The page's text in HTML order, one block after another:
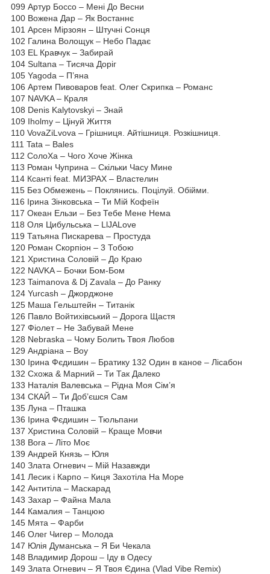
099 Артур Боссо – Мені До Весни
100 Вожена Дар – Як Востаннє
101 Арсен Мірзоян – Штучні Сонця
102 Галина Волощук – Небо Падає
103 EL Кравчук – Забирай
104 Sultana – Тисяча Доріг
105 Yagoda – П’яна
106 Артем Пивоваров feat. Олег Скрипка – Романс
107 NAVKA – Краля
108 Denis Kalytovskyi – Знай
109 Iholmy – Цінуй Життя
110 VovaZiLvova – Грішниця. Айтішниця. Розкішниця.
111 Tata – Bales
112 СолоХа – Чого Хоче Жінка
113 Роман Чуприна – Скільки Часу Мине
114 Ксанті feat. МИЗРАХ – Властелин
115 Без Обмежень – Поклянись. Поцілуй. Обійми.
116 Ірина Зінковська – Ти Мій Кофеїн
117 Океан Ельзи – Без Тебе Мене Нема
118 Оля Цибульська – LlJALove
119 Татьяна Пискарева – Простуда
120 Роман Скорпіон – 3 Тобою
121 Христина Соловій – До Краю
122 NAVKA – Бочки Бом-Бом
123 Taimanova & Dj Zavala – До Ранку
124 Yurcash – Джорджоне
125 Маша Гельштейн – Титанік
126 Павло Войтихівський – Дорога Щастя
127 Фіолет – Не Забувай Мене
128 Nebraska – Чому Болить Твоя Любов
129 Андріана – Воу
130 Ірина Фєдишин – Братику 132 Один в каное – Лісабон
132 Схожа & Марний – Ти Так Далеко
133 Наталія Валевська – Рідна Моя Сім’я
134 СКАЙ – Ти Доб’єшся Сам
135 Луна – Пташка
136 Ірина Фєдишин – Тюльпани
137 Христина Соловій – Краще Мовчи
138 Bora – Літо Моє
139 Андрей Князь – Юля
140 Злата Огневич – Мій Назавжди
141 Лесик і Карпо – Киця Захотіла На Море
142 Антитіла – Маскарад
143 Захар – Файна Мала
144 Камалия – Танцюю
145 Мята – Фарби
146 Олег Чигер – Молода
147 Юлія Думанська – Я Би Чекала
148 Владимир Дорош – Іду в Одесу
149 Злата Огневич – Я Твоя Єдина (Vlad Vibe Remix)